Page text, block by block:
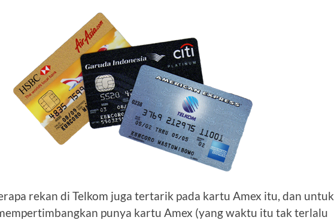
rekan di Telkom juga tertarik pada kartu Amex itu, dan untuk
punya kartu Amex (yang waktu itu tak terlalu